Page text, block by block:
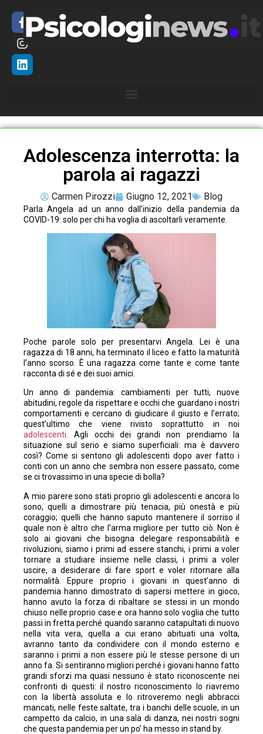
Adolescenza interrotta: la
parola ai ragazzi
Carmen Pirozzi Giugno 12, 2021 Blog
Parla Angela ad un anno dall’inizio della pandemia da
COVID-19: solo per chi ha voglia di ascoltarli veramente.
Poche parole solo per presentarvi Angela. Lei è una
ragazza di 18 anni, ha terminato il liceo e fatto la maturità
l’anno scorso. È una ragazza come tante e come tante
racconta di sé e dei suoi amici.
Un anno di pandemia: cambiamenti per tutti, nuove
abitudini, regole da rispettare e occhi che guardano i nostri
comportamenti e cercano di giudicare il giusto e l’errato;
quest’ultimo che viene rivisto soprattutto in noi
adolescenti. Agli occhi dei grandi non prendiamo la
situazione sul serio e siamo superficiali: ma è davvero
così? Come si sentono gli adolescenti dopo aver fatto i
conti con un anno che sembra non essere passato, come
se ci trovassimo in una specie di bolla?
A mio parere sono stati proprio gli adolescenti e ancora lo
sono, quelli a dimostrare più tenacia, più onestà e più
coraggio; quelli che hanno saputo mantenere il sorriso il
quale non è altro che l’arma migliore per tutto ciò. Non è
solo ai giovani che bisogna delegare responsabilità e
rivoluzioni, siamo i primi ad essere stanchi, i primi a voler
tornare a studiare insieme nelle classi, i primi a voler
uscire, a desiderare di fare sport e voler ritornare alla
normalità. Eppure proprio i giovani in quest’anno di
pandemia hanno dimostrato di sapersi mettere in gioco,
hanno avuto la forza di ribaltare se stessi in un mondo
chiuso nelle proprio case e ora hanno solo voglia che tutto
passi in fretta perché quando saranno catapultati di nuovo
nella vita vera, quella a cui erano abituati una volta,
avranno tanto da condividere con il mondo esterno e
saranno i primi a non essere più le stesse persone di un
anno fa. Si sentiranno migliori perché i giovani hanno fatto
grandi sforzi ma quasi nessuno è stato riconoscente nei
confronti di questi: il nostro riconoscimento lo riavremo
con la libertà assoluta e lo ritroveremo negli abbracci
mancati, nelle feste saltate, tra i banchi delle scuole, in un
campetto da calcio, in una sala di danza, nei nostri sogni
che questa pandemia per un po’ ha messo in stand by.